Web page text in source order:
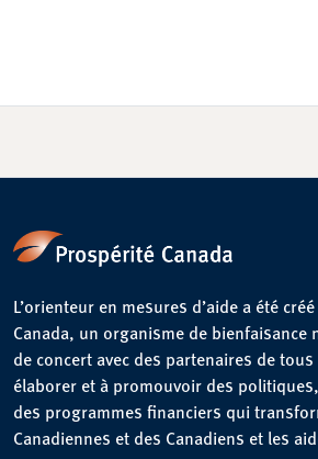
L’orienteur en mesures d’aide a été
Canada, un organisme de bienfaisance
de concert avec des partenaires de
élaborer et à promouvoir des
des programmes financiers qui
Canadiennes et des Canadiens et les